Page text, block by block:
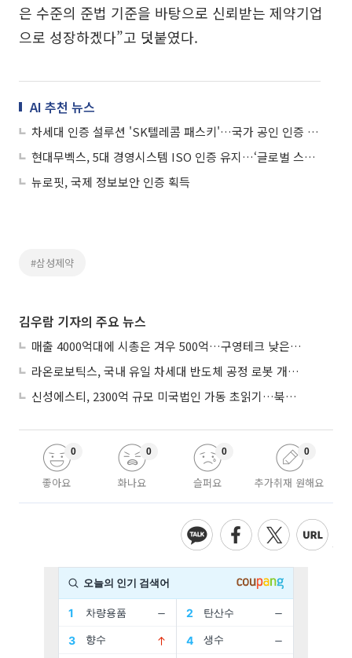
은 수준의 준법 기준을 바탕으로 신뢰받는 제약기업
으로 성장하겠다”고 덧붙였다.
AI 추천 뉴스
차세대 인증 설루션 'SK텔레콤 패스키'…국가 공인 인증 1등급 획득
현대무벡스, 5대 경영시스템 ISO 인증 유지…‘글로벌 스탠다드’ 입증
뉴로핏, 국제 정보보안 인증 획득
#삼성제약
김우람 기자의 주요 뉴스
매출 4000억대에 시총은 겨우 500억…구영테크 낮은 몸값에 저가 승계 마무리
라온로보틱스, 국내 유일 차세대 반도체 공정 로봇 개발 ‘고객사 테스트 진행’
신성에스티, 2300억 규모 미국법인 가동 초읽기…북미 ESS 공략 본격화
좋아요
0
화나요
0
슬퍼요
0
추가취재 원해요
0